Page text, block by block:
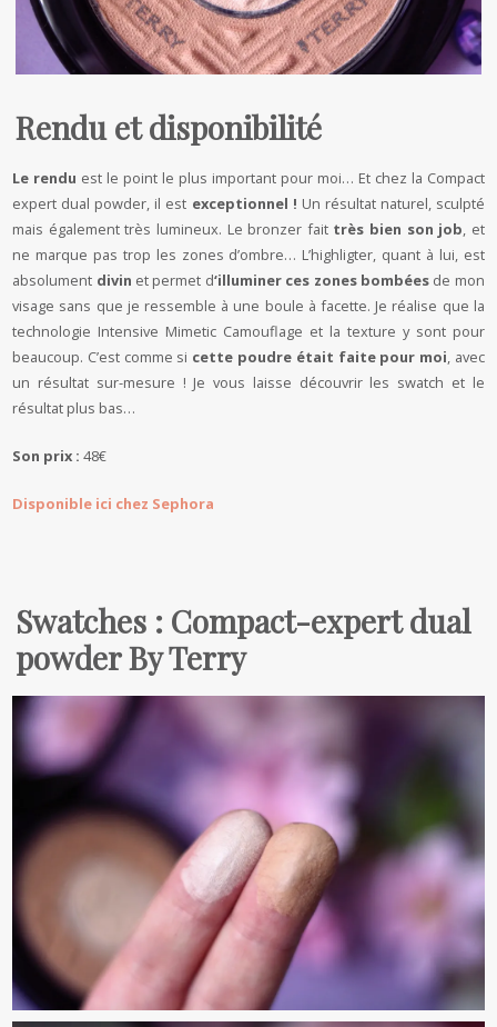
Rendu et disponibilité
Le rendu est le point le plus important pour moi… Et chez la Compact
expert dual powder, il est exceptionnel ! Un résultat naturel, sculpté
mais également très lumineux. Le bronzer faittrès bien son job , et
ne marque pas trop les zones d’ombre… L’highligter, quant à lui, est
absolument divin et permet d‘illuminer ces zones bombées de mon
visage sans que je ressemble à une boule à facette. Je réalise que la
technologie Intensive Mimetic Camouflage et la texture y sont pour
beaucoup. C’est comme si cette poudre était faite pour moi , avec
un résultat sur-mesure ! Je vous laisse découvrir les swatch et le
résultat plus bas…
Son prix : 48€
Disponible ici chez Sephora
Swatches : Compact-expert dual
powder By Terry